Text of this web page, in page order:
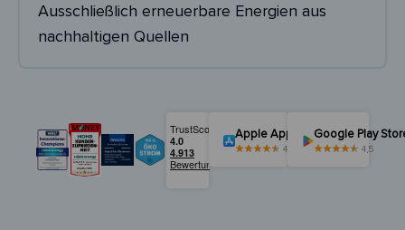
Ausschließlich erneuerbare Energien aus
nachhaltigen Quellen
Apple App Store
4,5
Google Play
4,5